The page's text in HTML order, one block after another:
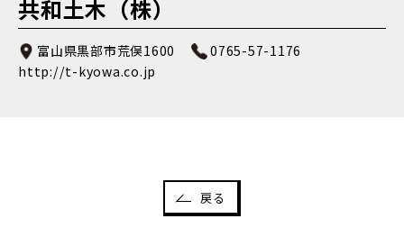
共和土木（株）
富山県黒部市荒俣1600
0765-57-1176
http://t-kyowa.co.jp
戻る